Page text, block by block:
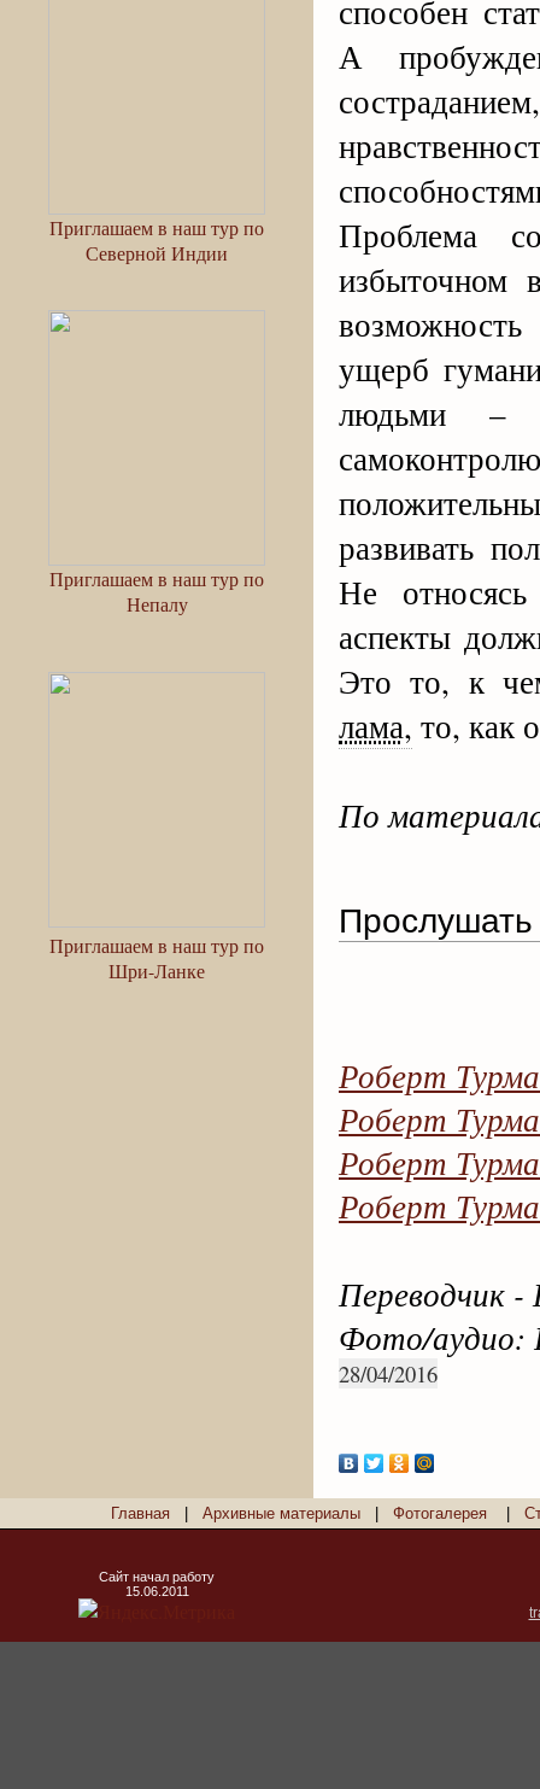
Приглашаем в наш тур по
Северной Индии
Приглашаем в наш тур по
Непалу
Приглашаем в наш тур по
Шри-Ланке
способен
А
Проблема
избыточном
ущерб
людьми –
развивать
Не
аспекты
Это то, к
лама, то, как
По
Роберт
Роберт
Роберт
Роберт
Переводчик
Фото/аудио:
28/04/2016
Главная Архивные материалы Фотогалерея
Сайт начал работу
15.06.2011